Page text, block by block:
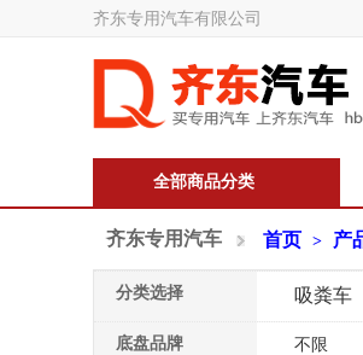
齐东专用汽车有限公司
全部商品分类
齐东专用汽车 首页 > 产
分类选择 吸粪车
底盘品牌 不限